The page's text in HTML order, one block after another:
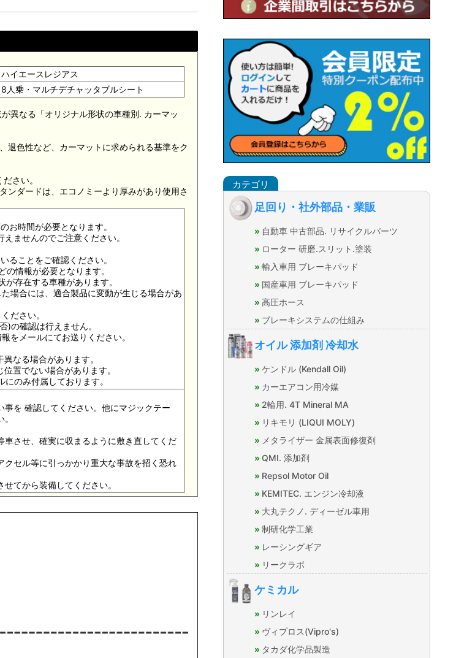
ハイエースレジアス
8人乗・マルチデチャッタブルシート
異なる「オリジナル形状の車種別. カーマッ
退色性など、カーマットに求められる基準をク
さい。
ンダードは、エコノミーより厚みがあり使用さ
お時間が必要となります。
ませんのでご注意ください。
ることをご確認ください。
情報が必要となります。
存在する車種があります。
場合には、適合製品に変動が生じる場合があ
ださい。
)の確認は行えません。
をメールにてお送りください。
なる場合があります。
置でない場合があります。
のみ付属しております。
を 確認してください。他にマジックテー
させ、確実に収まるように敷き直してくだ
クセル等に引っかかり重大な事故を招く恐れ
てから装備してください。
足回り・社外部品・業販
自動車 中古部品. リサイクルパーツ
ローター 研磨.スリット.塗装
輸入車用 ブレーキパッド
国産車用 ブレーキパッド
高圧ホース
ブレーキシステムの仕組み
オイル 添加剤 冷却水
ケンドル (Kendall Oil)
カーエアコン用冷媒
2輪用. 4T Mineral MA
リキモリ (LIQUI MOLY)
メタライザー 金属表面修復剤
QMI. 添加剤
Repsol Motor Oil
KEMITEC. エンジン冷却液
大丸テクノ. ディーゼル車用
制研化学工業
レーシングギア
リークラボ
ケミカル
リンレイ
ヴィプロス(Vipro's)
タカダ化学品製造